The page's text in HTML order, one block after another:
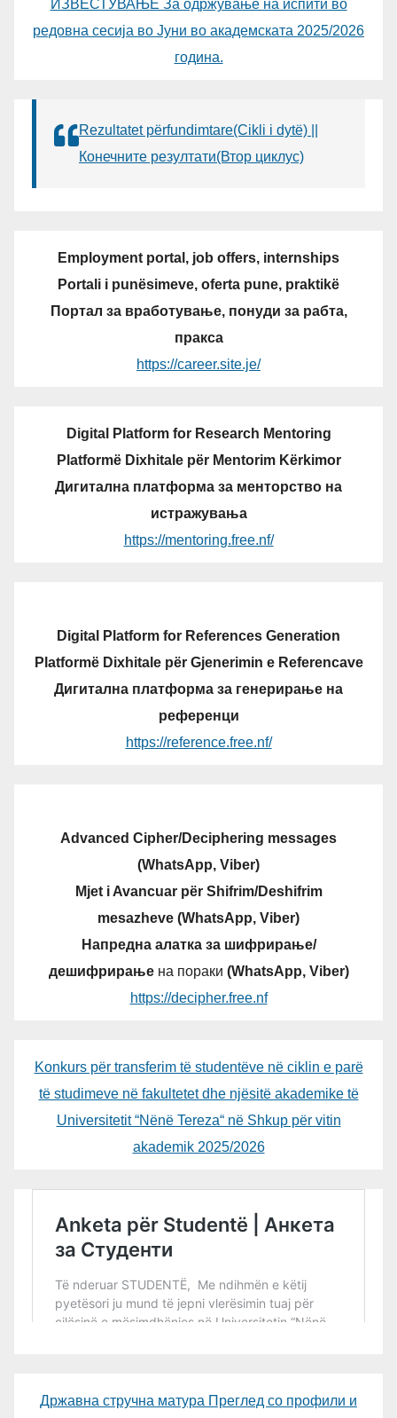
ИЗВЕСТУВАЊЕ За одржување на испити во
редовна сесија во Јуни во академската 2025/2026
година.
Rezultatet përfundimtare(Cikli i dytë) ||
Конечните резултати(Втор циклус)
Employment portal, job offers, internships
Portali i punësimeve, oferta pune, praktikë
Портал за вработување, понуди за рабта,
пракса
https://career.site.je/
Digital Platform for Research Mentoring
Platformë Dixhitale për Mentorim Kërkimor
Дигитална платформа за менторство на
истражувања
https://mentoring.free.nf/
Digital Platform for References Generation
Platformë Dixhitale për Gjenerimin e Referencave
Дигитална платформа за генерирање на
референци
https://reference.free.nf/
Advanced Cipher/Deciphering messages
(WhatsApp, Viber)
Mjet i Avancuar për Shifrim/Deshifrim
mesazheve (WhatsApp, Viber)
Напредна алатка за шифрирање/
дешифрирањена пораки (WhatsApp, Viber)
https://decipher.free.nf
Konkurs për transferim të studentëve në ciklin e parë
të studimeve në fakultetet dhe njësitë akademike të
Universitetit “Nënë Tereza“ në Shkup për vitin
akademik 2025/2026
Државна стручна матура Преглед со профили и